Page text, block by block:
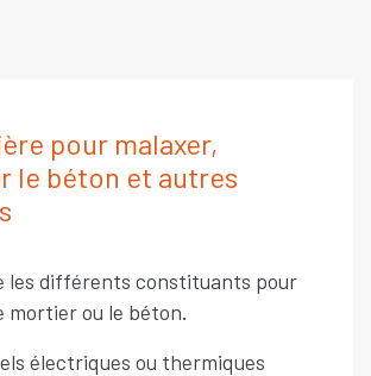
pour malaxer,
le béton et autres
les différents constituants pour
mortier ou le béton.
électriques ou thermiques